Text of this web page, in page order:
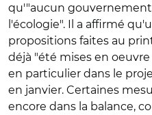
qu'"aucun
l'écologie". Il a affirmé
propositions faites au
déjà "été mises en
en particulier dans le
en janvier. Certaines
encore dans la balance,